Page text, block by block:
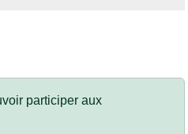
participer aux